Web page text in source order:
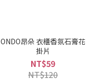
ONDO昂朵 衣櫃香氛石膏花
掛片
NT$59
NT$120